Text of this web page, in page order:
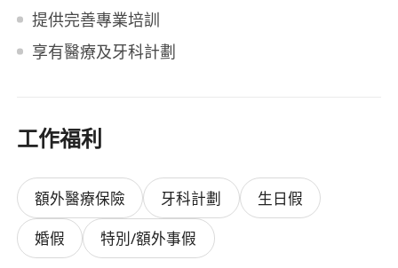
提供完善專業培訓
享有醫療及牙科計劃
工作福利
額外醫療保險 牙科計劃
生日假
婚假
特別/額外事假